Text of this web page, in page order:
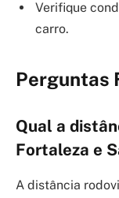
Verifique
carro.
Perguntas
Qual a
Fortaleza e
A distância